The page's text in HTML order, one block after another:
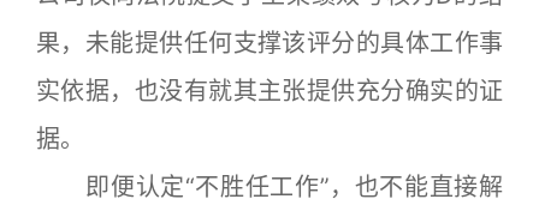
果，未能提供任何支撑该评分的具体工作事
实依据，也没有就其主张提供充分确实的证
据。
即便认定“不胜任工作”，也不能直接解